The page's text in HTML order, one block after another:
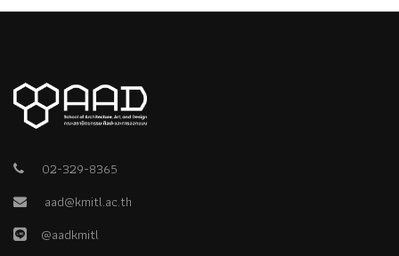
02-329-8365
aad@kmitl.ac.th
@aadkmitl